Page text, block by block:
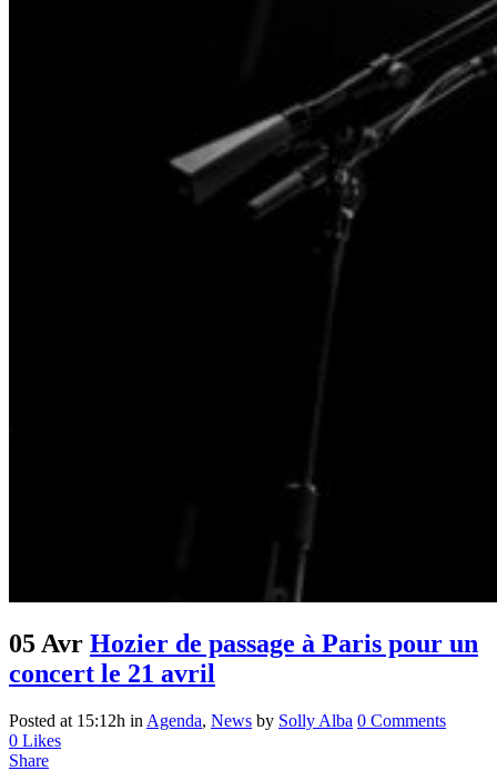
05 Avr Hozier de passage à Paris pour un
concert le 21 avril
Posted at 15:12h in Agenda, News by Solly Alba 0 Comments
0 Likes
Share